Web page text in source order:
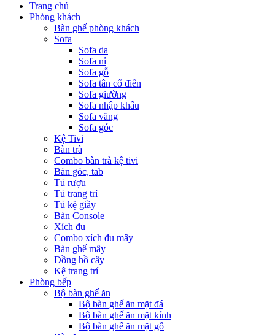
Trang chủ
Phòng khách
Bàn ghế phòng khách
Sofa
Sofa da
Sofa nỉ
Sofa gỗ
Sofa tân cổ điển
Sofa giường
Sofa nhập khẩu
Sofa văng
Sofa góc
Kệ Tivi
Bàn trà
Combo bàn trà kệ tivi
Bàn góc, tab
Tủ rượu
Tủ trang trí
Tủ kệ giầy
Bàn Console
Xích đu
Combo xích đu mây
Bàn ghế mây
Đồng hồ cây
Kệ trang trí
Phòng bếp
Bộ bàn ghế ăn
Bộ bàn ghế ăn mặt đá
Bộ bàn ghế ăn mặt kính
Bộ bàn ghế ăn mặt gỗ